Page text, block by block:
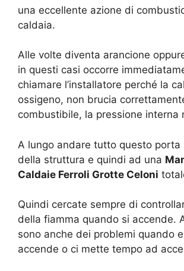
una eccellente azione di
caldaia.
Alle volte diventa arancione
in questi casi occorre
chiamare l’installatore perché la
ossigeno, non brucia
combustibile, la pressione interna
A lungo andare tutto questo porta
della struttura e quindi ad una
Caldaie Ferroli Grotte Celoni
Quindi cercate sempre di
della fiamma quando si accende.
sono anche dei problemi quando
accende o ci mette tempo ad